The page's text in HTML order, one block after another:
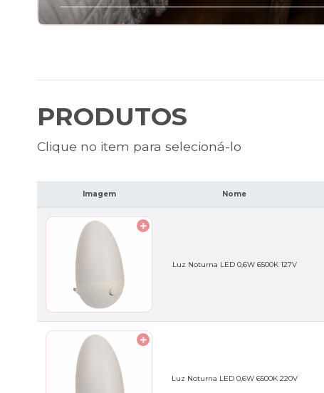
PRODUTOS
Clique no item para selecioná-lo
Imagem Nome
Luz Noturna LED 0,6W 6500K 127V
Luz Noturna LED 0,6W 6500K 220V